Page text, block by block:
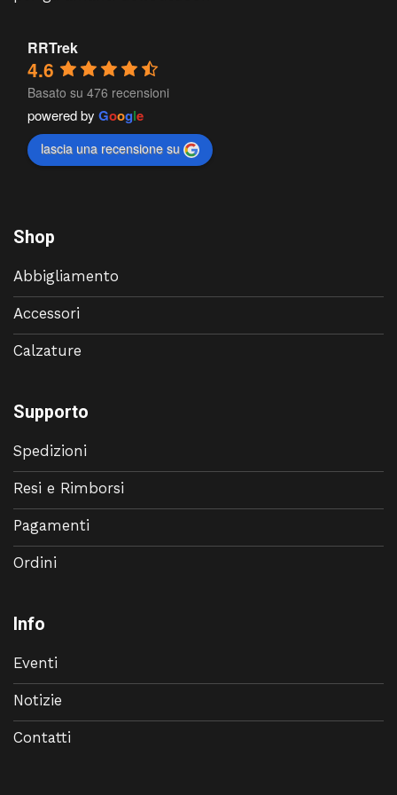
RRTrek
4.6
Basato su 476 recensioni
powered by Google
lascia una recensione su
Shop
Abbigliamento
Accessori
Calzature
Supporto
Spedizioni
Resi e Rimborsi
Pagamenti
Ordini
Info
Eventi
Notizie
Contatti